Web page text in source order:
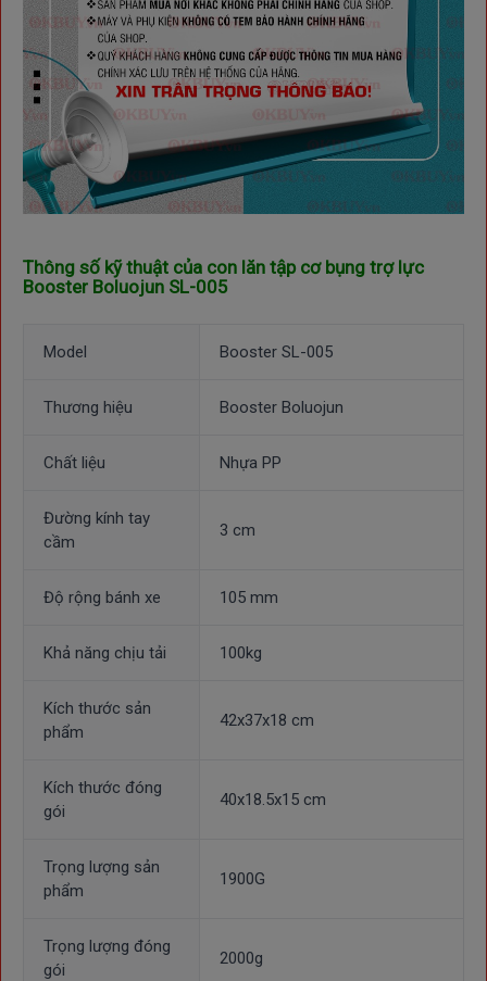
Thông số kỹ thuật của con lăn tập cơ bụng trợ lực
Booster Boluojun SL-005
Model Booster SL-005
Thương hiệu Booster Boluojun
Chất liệu Nhựa PP
Đường kính tay
cầm
3 cm
Độ rộng bánh xe 105 mm
Khả năng chịu tải 100kg
Kích thước sản
phẩm
42x37x18 cm
Kích thước đóng
gói
40x18.5x15 cm
Trọng lượng sản
phẩm
1900G
Trọng lượng đóng
gói
2000g